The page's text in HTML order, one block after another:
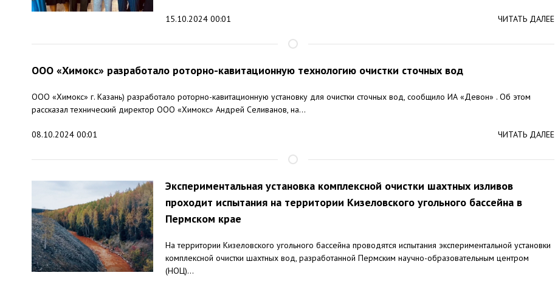
15.10.2024 00:01 ЧИТАТЬ ДАЛЕЕ
ООО «Химокс» разработало роторно-кавитационную технологию очистки сточных вод
ООО «Химокс» г. Казань) разработало роторно-кавитационную установку для очистки сточных вод, сообщило ИА «Девон» . Об этом
рассказал технический директор ООО «Химокс» Андрей Селиванов, на...
08.10.2024 00:01 ЧИТАТЬ ДАЛЕЕ
Экспериментальная установка комплексной очистки шахтных изливов
проходит испытания на территории Кизеловского угольного бассейна в
Пермском крае
На территории Кизеловского угольного бассейна проводятся испытания экспериментальной установки
комплексной очистки шахтных вод, разработанной Пермским научно-образовательным центром
(НОЦ)...